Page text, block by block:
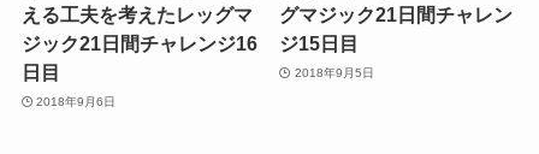
える工夫を考えたレッグマ
ジック21日間チャレンジ16
日目
2018年9月6日
グマジック21日間チャレン
ジ15日目
2018年9月5日